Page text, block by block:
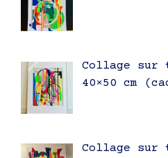
Collage sur
40×50 cm
Collage sur